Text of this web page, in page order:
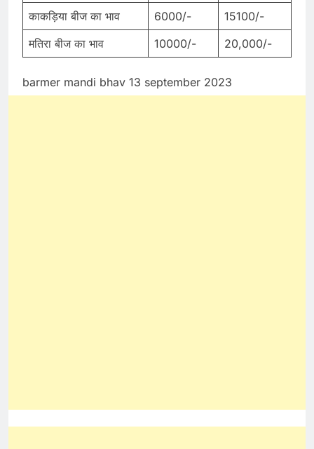
काकड़िया बीज का भाव
6000/-
15100/-
मतिरा बीज का भाव
10000/- 20,000/-
barmer mandi bhav 13 september 2023